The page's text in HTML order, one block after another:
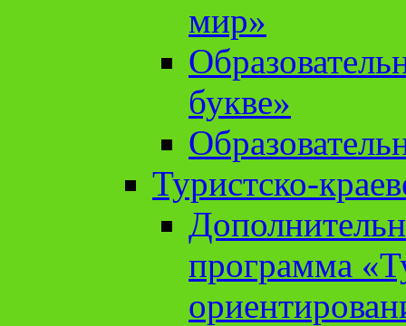
мир»
букве»
Туристско-
программа